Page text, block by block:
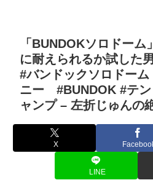
「BUNDOKソロドー
に耐えられるか試し
#バンドックソロドー
ニー #BUNDOK #テン
ャンプ – 左折じゅんの
X
LINE